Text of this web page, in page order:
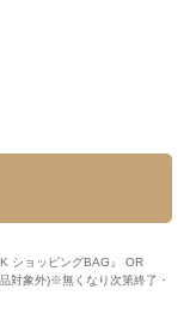
ショッピングBAG』 OR
対象外)※無くなり次第終了・